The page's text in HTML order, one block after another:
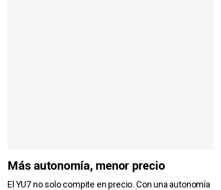
Más autonomía, menor precio
El YU7 no solo compite en precio. Con una autonomía